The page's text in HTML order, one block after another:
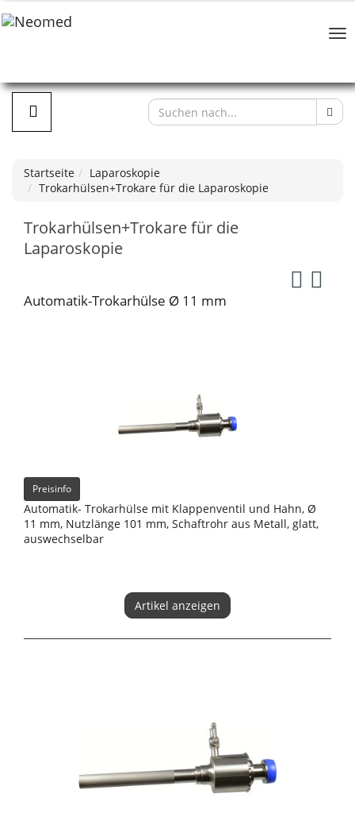
Startseite
Laparoskopie
Trokarhülsen+Trokare für die Laparoskopie
Trokarhülsen+Trokare für die
Laparoskopie
Automatik-Trokarhülse Ø 11 mm
Preisinfo
Automatik- Trokarhülse mit Klappenventil und Hahn, Ø
11 mm, Nutzlänge 101 mm, Schaftrohr aus Metall, glatt,
auswechselbar
Artikel anzeigen